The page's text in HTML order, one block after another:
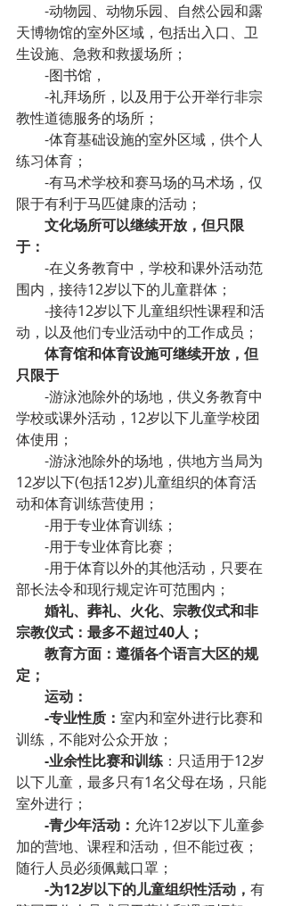
-动物园、动物乐园、自然公园和露
天博物馆的室外区域，包括出入口、卫
生设施、急救和救援场所；
-图书馆，
-礼拜场所，以及用于公开举行非宗
教性道德服务的场所；
-体育基础设施的室外区域，供个人
练习体育；
-有马术学校和赛马场的马术场，仅
限于有利于马匹健康的活动；
文化场所可以继续开放，但只限
于：
-在义务教育中，学校和课外活动范
围内，接待12岁以下的儿童群体；
-接待12岁以下儿童组织性课程和活
动，以及他们专业活动中的工作成员；
体育馆和体育设施可继续开放，但
只限于
-游泳池除外的场地，供义务教育中
学校或课外活动，12岁以下儿童学校团
体使用；
-游泳池除外的场地，供地方当局为
12岁以下(包括12岁)儿童组织的体育活
动和体育训练营使用；
-用于专业体育训练；
-用于专业体育比赛；
-用于体育以外的其他活动，只要在
部长法令和现行规定许可范围内；
婚礼、葬礼、火化、宗教仪式和非
宗教仪式：最多不超过40人；
教育方面：遵循各个语言大区的规
定；
运动：
-专业性质： 室内和室外进行比赛和
训练，不能对公众开放；
-业余性比赛和训练 ：只适用于12岁
以下儿童，最多只有1名父母在场，只能
室外进行；
-青少年活动： 允许12岁以下儿童参
加的营地、课程和活动，但不能过夜；
随行人员必须佩戴口罩；
-为12岁以下的儿童组织性活动， 有